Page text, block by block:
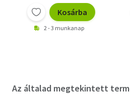
Kosárba
2 - 3 munkanap
Az általad megtekintett